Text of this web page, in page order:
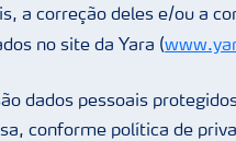
a correção deles e/ou a
no site da Yara (
dados pessoais
conforme política de